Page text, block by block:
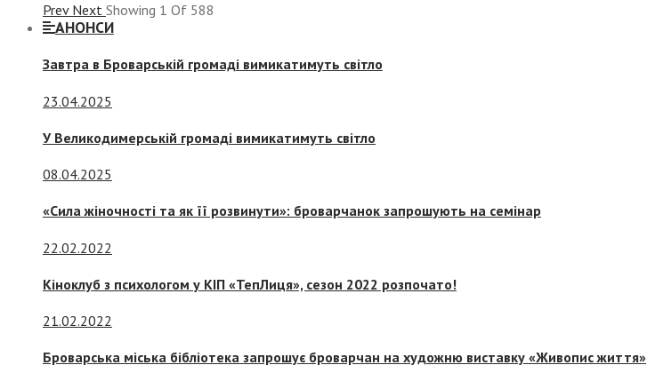
Prev Next Showing 1 Of 588
АНОНСИ
Завтра в Броварській громаді вимикатимуть світло
23.04.2025
У Великодимерській громаді вимикатимуть світло
08.04.2025
«Сила жіночності та як її розвинути»: броварчанок запрошують на семінар
22.02.2022
Кіноклуб з психологом у КІП «ТепЛиця», сезон 2022 розпочато!
21.02.2022
Броварська міська бібліотека запрошує броварчан на художню виставку «Живопис життя»